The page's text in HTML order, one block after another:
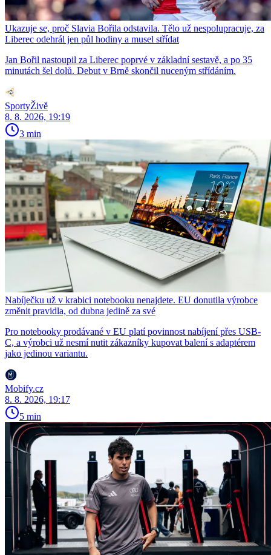
Ukazuje se, proč Slavia Bořila odstavila. Tělo už nespolupracuje, za
Liberec odehrál jen půl hodiny a musel střídat
Jan Bořil nastoupil za Liberec poprvé v základní sestavě, a po 35
minutách šel dolů. Debut v Brně skončil nuceným střídáním.
SportyŽivě
8. 8. 2026, 19:19
3 min
Nabíječku už v krabici notebooku nenajdete. EU donutila výrobce
změnit pravidla, od dubna jedině za své
Pro notebooky prodávané v EU platí povinnost nabíjení přes USB-
C, a výrobci už nesmí nutit zákazníky kupovat balení s adaptérem
jako jedinou variantu.
Mobify.cz
8. 8. 2026, 19:17
5 min